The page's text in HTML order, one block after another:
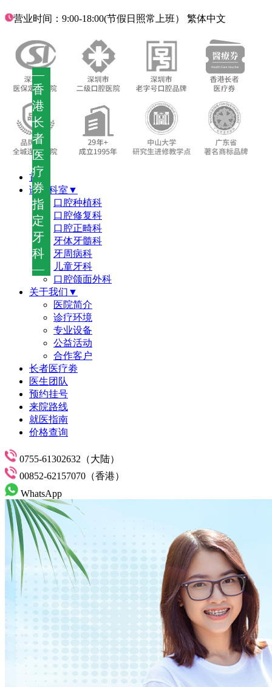
—
香
港
长
者
医
疗
券
指
定
牙
科
—
营业时间：9:00-18:00(节假日照常上班） 繁体中文
首页
诊疗科室▼
口腔种植科
口腔修复科
口腔正畸科
牙体牙髓科
牙周病科
儿童牙科
口腔颌面外科
关于我们▼
医院简介
诊疗环境
专业设备
公益活动
合作客户
长者医疗劵
医生团队
预约挂号
来院路线
就医指南
价格查询
0755-61302632（大陆）
00852-62157070（香港）
WhatsApp